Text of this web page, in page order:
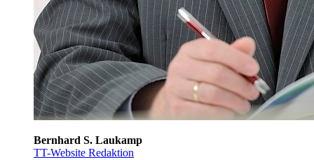
Bernhard S. Laukamp
TT-Website Redaktion